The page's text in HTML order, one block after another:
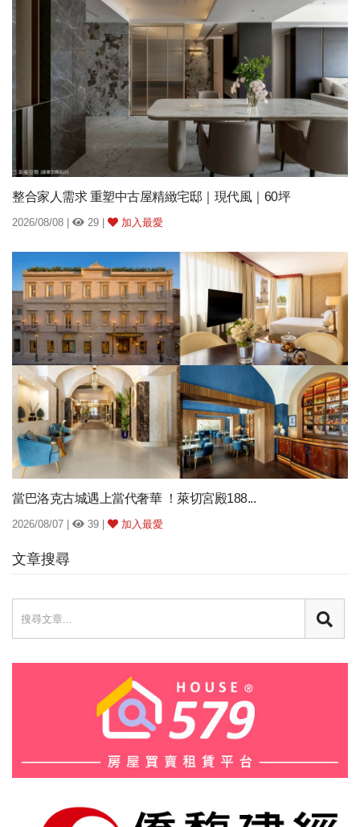
文章搜尋
整合家人需求 重塑中古屋精緻宅邸｜現代風｜60坪
2026/08/08 | 29 | 加入最愛
當巴洛克古城遇上當代奢華 ！萊切宮殿188...
2026/08/07 | 39 | 加入最愛